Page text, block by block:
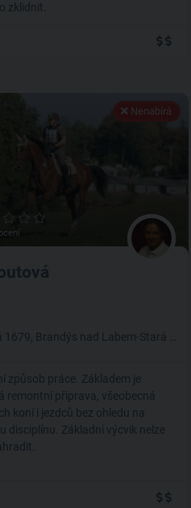
zklidnit.
Nenabírá
Brandýs nad Labem-Stará Boleslav
způsob práce. Základem je
remontní příprava, všeobecná
koní i jezdců bez ohledu na
disciplínu. Základní výcvik nelze